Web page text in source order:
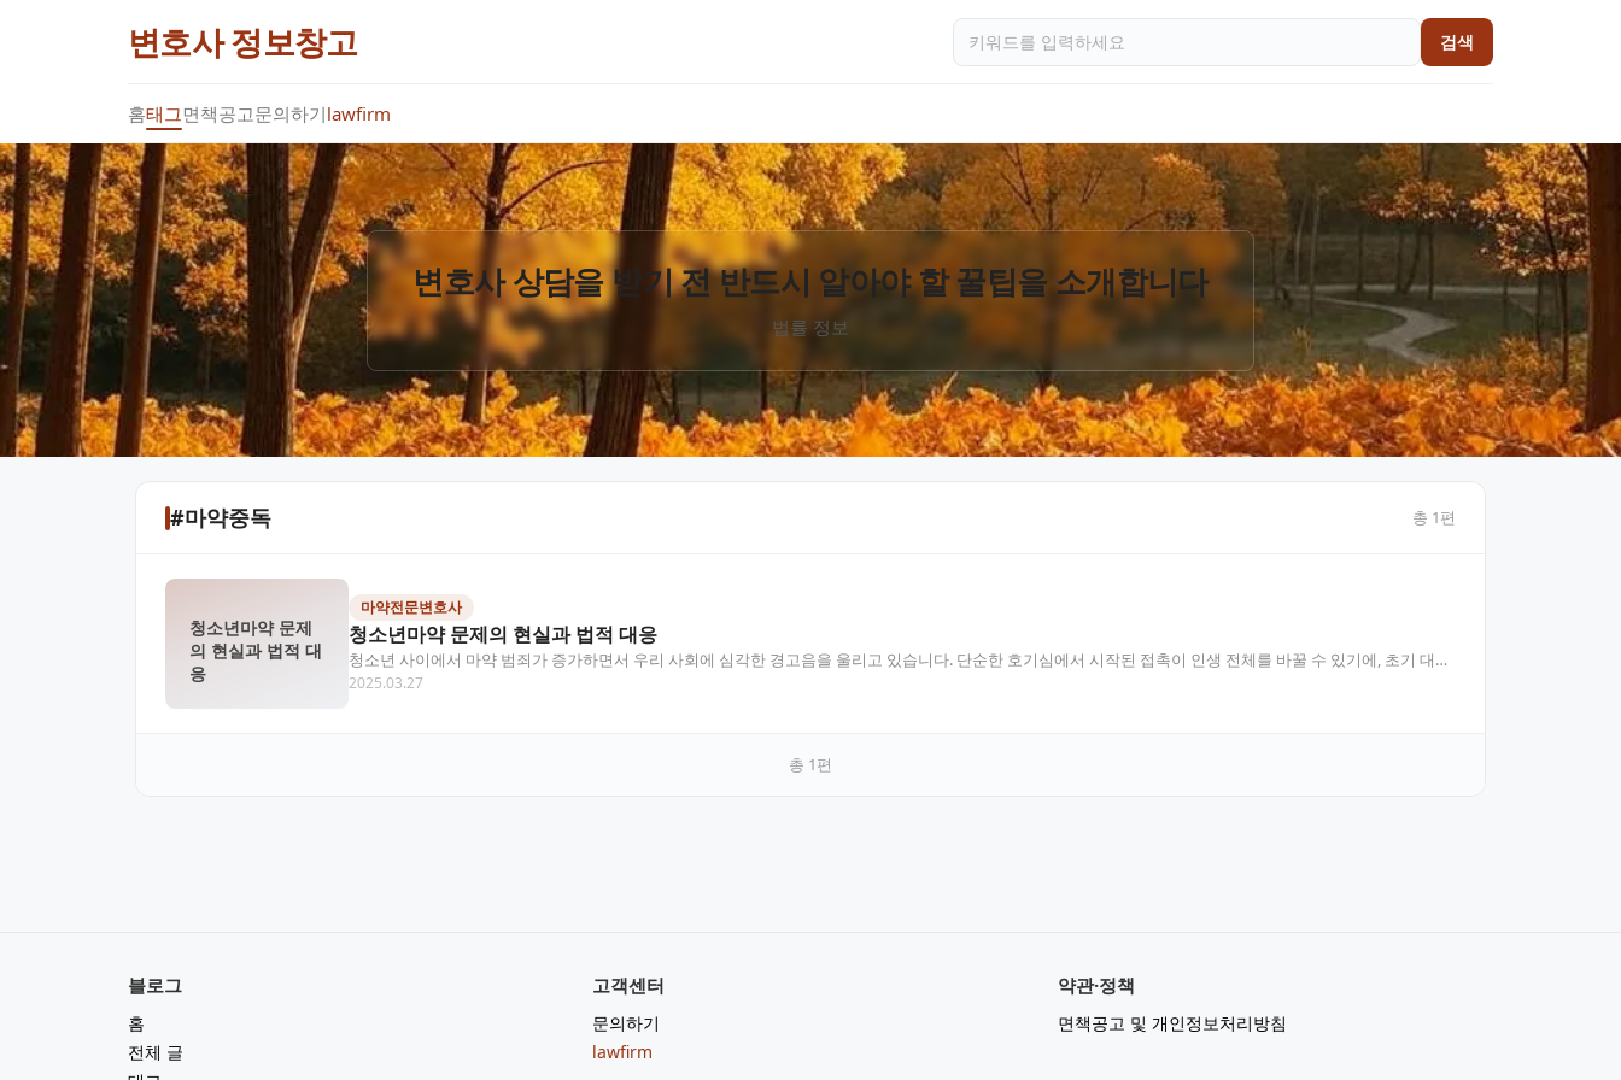
변호사 정보창고 검색
홈태그면책공고문의하기lawfirm
변호사 상담을 받기 전 반드시 알아야 할 꿀팁을 소개합니다
법률 정보
#마약중독 총 1편
청소년마약 문제
의 현실과 법적 대
응
마약전문변호사
청소년마약 문제의 현실과 법적 대응
청소년 사이에서 마약 범죄가 증가하면서 우리 사회에 심각한 경고음을 울리고 있습니다. 단순한 호기심에서 시작된 접촉이 인생 전체를 바꿀 수 있기에, 초기 대응
과 예방 교육이 그 어…
2025.03.27
총 1편
블로그
홈
전체 글
고객센터
문의하기
lawfirm
약관·정책
면책공고 및 개인정보처리방침